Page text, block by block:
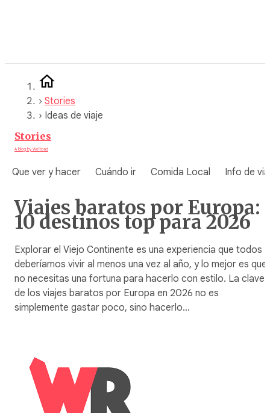
› Stories
› Ideas de viaje
Stories
A blog by WeRoad
Que ver y hacer Cuándo ir Comida Local Info de
Viajes baratos por Europa:
10 destinos top para 2026
Explorar el Viejo Continente es una experiencia que todos
deberíamos vivir al menos una vez al año, y lo mejor es que
no necesitas una fortuna para hacerlo con estilo. La clave
de los viajes baratos por Europa en 2026 no es
simplemente gastar poco, sino hacerlo…